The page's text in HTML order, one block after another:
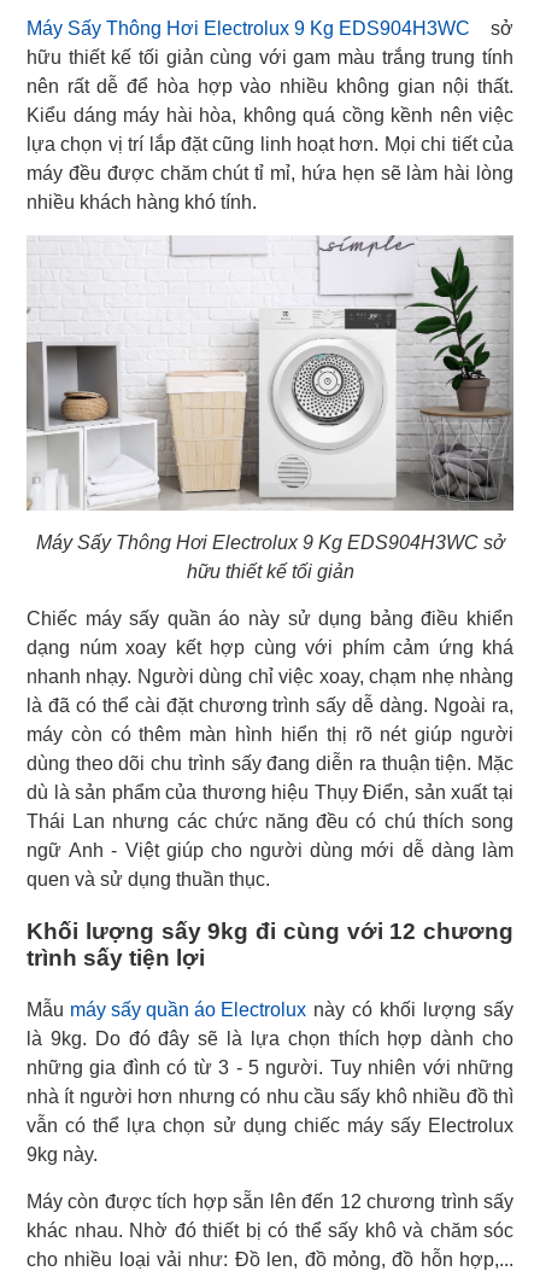
Máy Sấy Thông Hơi Electrolux 9 Kg EDS904H3WC sở
hữu thiết kế tối giản cùng với gam màu trắng trung tính
nên rất dễ để hòa hợp vào nhiều không gian nội thất.
Kiểu dáng máy hài hòa, không quá cồng kềnh nên việc
lựa chọn vị trí lắp đặt cũng linh hoạt hơn. Mọi chi tiết của
máy đều được chăm chút tỉ mỉ, hứa hẹn sẽ làm hài lòng
nhiều khách hàng khó tính.
Máy Sấy Thông Hơi Electrolux 9 Kg EDS904H3WC sở
hữu thiết kế tối giản
Chiếc máy sấy quần áo này sử dụng bảng điều khiển
dạng núm xoay kết hợp cùng với phím cảm ứng khá
nhanh nhạy. Người dùng chỉ việc xoay, chạm nhẹ nhàng
là đã có thể cài đặt chương trình sấy dễ dàng. Ngoài ra,
máy còn có thêm màn hình hiển thị rõ nét giúp người
dùng theo dõi chu trình sấy đang diễn ra thuận tiện. Mặc
dù là sản phẩm của thương hiệu Thụy Điển, sản xuất tại
Thái Lan nhưng các chức năng đều có chú thích song
ngữ Anh - Việt giúp cho người dùng mới dễ dàng làm
quen và sử dụng thuần thục.
Khối lượng sấy 9kg đi cùng với 12 chương
trình sấy tiện lợi
Mẫu máy sấy quần áo Electrolux này có khối lượng sấy
là 9kg. Do đó đây sẽ là lựa chọn thích hợp dành cho
những gia đình có từ 3 - 5 người. Tuy nhiên với những
nhà ít người hơn nhưng có nhu cầu sấy khô nhiều đồ thì
vẫn có thể lựa chọn sử dụng chiếc máy sấy Electrolux
9kg này.
Máy còn được tích hợp sẵn lên đến 12 chương trình sấy
khác nhau. Nhờ đó thiết bị có thể sấy khô và chăm sóc
cho nhiều loại vải như: Đồ len, đồ mỏng, đồ hỗn hợp,...